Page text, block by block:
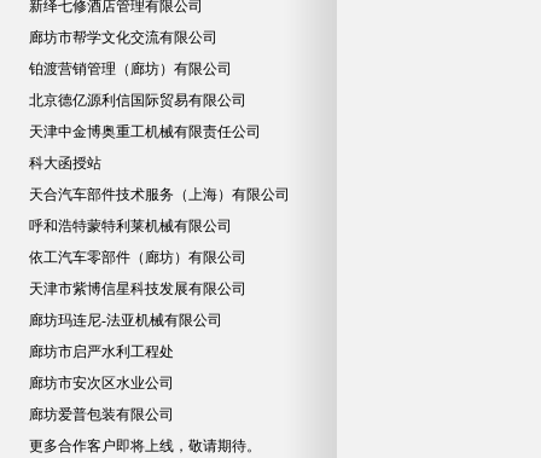
新绎七修酒店管理有限公司
廊坊市帮学文化交流有限公司
铂渡营销管理（廊坊）有限公司
北京德亿源利信国际贸易有限公司
天津中金博奥重工机械有限责任公司
科大函授站
天合汽车部件技术服务（上海）有限公司
呼和浩特蒙特利莱机械有限公司
依工汽车零部件（廊坊）有限公司
天津市紫博信星科技发展有限公司
廊坊玛连尼-法亚机械有限公司
廊坊市启严水利工程处
廊坊市安次区水业公司
廊坊爱普包装有限公司
更多合作客户即将上线，敬请期待。